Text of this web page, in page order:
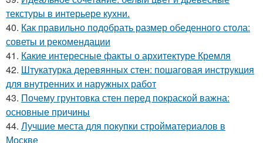
текстуры в интерьере кухни.
40. Как правильно подобрать размер обеденного стола:
советы и рекомендации
41. Какие интересные факты о архитектуре Кремля
42. Штукатурка деревянных стен: пошаговая инструкция
для внутренних и наружных работ
43. Почему грунтовка стен перед покраской важна:
основные причины
44. Лучшие места для покупки стройматериалов в
Москве